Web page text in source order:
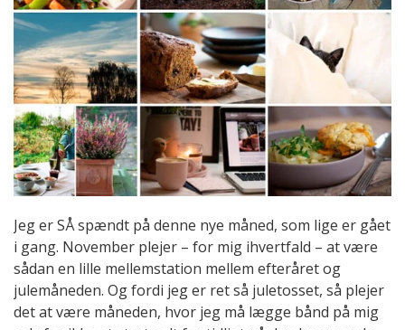
Jeg er SÅ spændt på denne nye måned, som lige er gået
i gang. November plejer – for mig ihvertfald – at være
sådan en lille mellemstation mellem efteråret og
julemåneden. Og fordi jeg er ret så juletosset, så plejer
det at være måneden, hvor jeg må lægge bånd på mig